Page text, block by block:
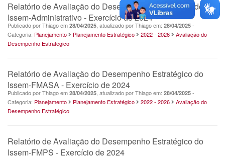
Relatório de Avaliação do Desempenho Estratégico do
Issem-Administrativo - Exercício de 2024
Publicado por Thiago em 28/04/2025 , atualizado por Thiago em: 28/04/2025 -
Categoria: Planejamento Planejamento Estratégico 2022 - 2026
Avaliação do
Desempenho Estratégico
Relatório de Avaliação do Desempenho Estratégico do
Issem-FMASA - Exercício de 2024
Publicado por Thiago em 28/04/2025 , atualizado por Thiago em: 28/04/2025 -
Categoria: Planejamento Planejamento Estratégico 2022 - 2026
Avaliação do
Desempenho Estratégico
Relatório de Avaliação do Desempenho Estratégico do
Issem-FMPS - Exercício de 2024